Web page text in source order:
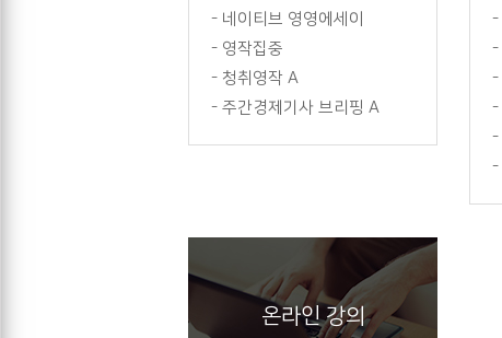
- 네이티브 영영에세이
- 영작집중
- 청취영작 A
- 주간경제기사 브리핑 A
-
-
-
-
-
-
온라인 강의